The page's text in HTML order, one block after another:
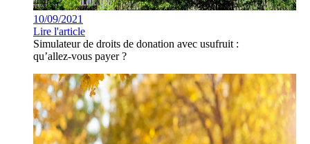
10/09/2021
Lire l'article
Simulateur de droits de donation avec usufruit :
qu’allez-vous payer ?